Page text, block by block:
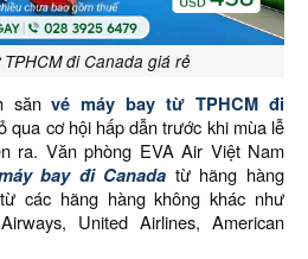
đi Canada giá rẻ
sănvé máy bay từ TPHCM đi
qua cơ hội hấp dẫn trước khi mùa lễ
ra. Văn phòng EVA Air Việt Nam
bay đi Canada từ hãng hàng
các hãng hàng không khác như
United Airlines, American